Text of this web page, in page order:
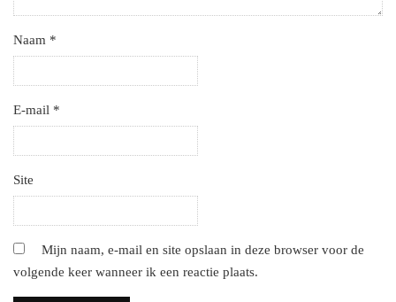
Naam *
E-mail *
Site
Mijn naam, e-mail en site opslaan in deze browser voor de
volgende keer wanneer ik een reactie plaats.